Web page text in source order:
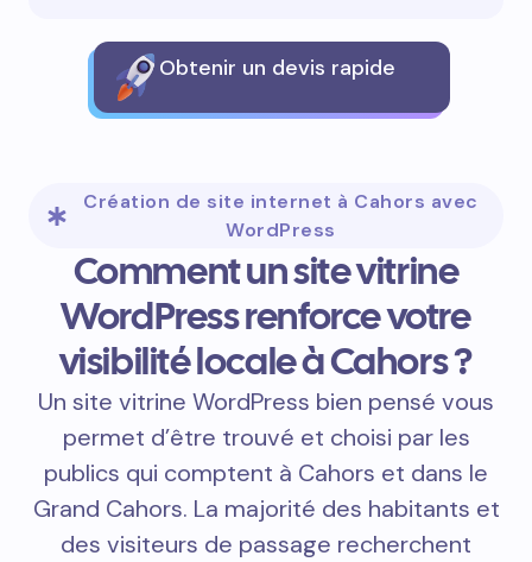
Obtenir un devis rapide
Création de site internet à Cahors avec
WordPress
Comment un site vitrine
WordPress renforce votre
visibilité locale à Cahors ?
Un site vitrine WordPress bien pensé vous
permet d’être trouvé et choisi par les
publics qui comptent à Cahors et dans le
Grand Cahors. La majorité des habitants et
des visiteurs de passage recherchent